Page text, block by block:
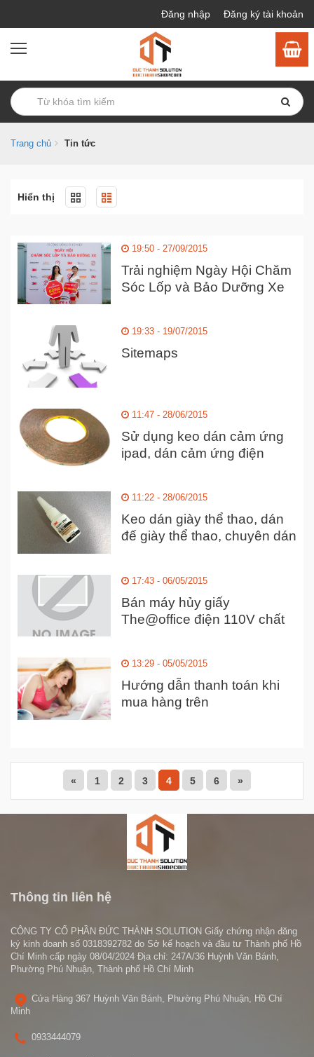
Đăng nhập Đăng ký tài khoản
Trang chủ Tin tức
Hiển thị
19:50 - 27/09/2015
Trải nghiệm Ngày Hội Chăm
Sóc Lốp và Bảo Dưỡng Xe
19:33 - 19/07/2015
Sitemaps
11:47 - 28/06/2015
Sử dụng keo dán cảm ứng
ipad, dán cảm ứng điện
11:22 - 28/06/2015
Keo dán giày thể thao, dán
đế giày thể thao, chuyên dán
17:43 - 06/05/2015
Bán máy hủy giấy
The@office điện 110V chất
13:29 - 05/05/2015
Hướng dẫn thanh toán khi
mua hàng trên
« 1 2 3 4 5 6 »
Thông tin liên hệ
CÔNG TY CỔ PHẦN ĐỨC THÀNH SOLUTION Giấy chứng nhận đăng
ký kinh doanh số 0318392782 do Sở kế hoạch và đầu tư Thành phố Hồ
Chí Minh cấp ngày 08/04/2024 Địa chỉ: 247A/36 Huỳnh Văn Bánh,
Phường Phú Nhuận, Thành phố Hồ Chí Minh
Cửa Hàng 367 Huỳnh Văn Bánh, Phường Phú Nhuận, Hồ Chí
Minh
0933444079